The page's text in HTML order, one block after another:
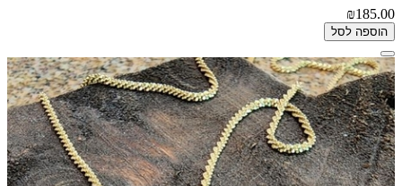
₪185.00
הוספה לסל